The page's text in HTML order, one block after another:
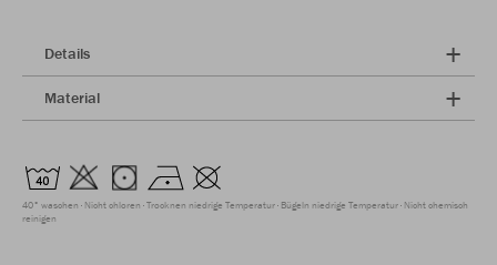
Details
Material
40° waschen Nicht chloren Trocknen niedrige Temperatur Bügeln niedrige Temperatur Nicht chemisch
reinigen